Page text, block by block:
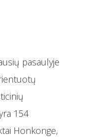
pasaulyje
154
Honkonge,